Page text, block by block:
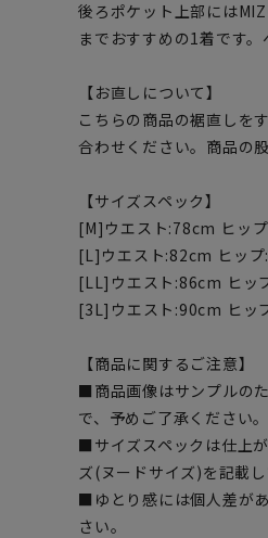
後ろポケット上部には
までおすすめの1着です。
【お直しについて】
こちらの商品の裾直しを
合わせください。商品の
【サイズスペック】
[M]ウエスト:78cm ヒッ
[L]ウエスト:82cm ヒッ
[LL]ウエスト:86cm ヒッ
[3L]ウエスト:90cm ヒッ
【商品に関するご注意】
■商品画像はサンプルの
で、予めご了承ください。
■サイズスペックは仕上
ズ(ヌードサイズ)を記載
■ゆとり感には個人差が
さい。